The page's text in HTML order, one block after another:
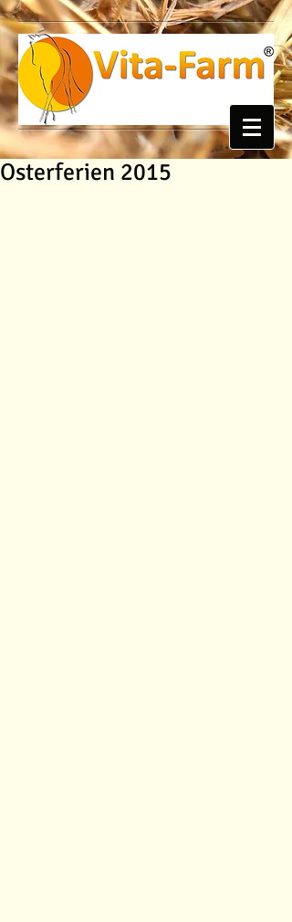
Osterferien 2015